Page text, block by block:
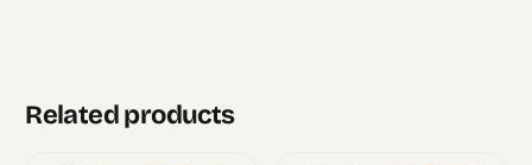
Related products